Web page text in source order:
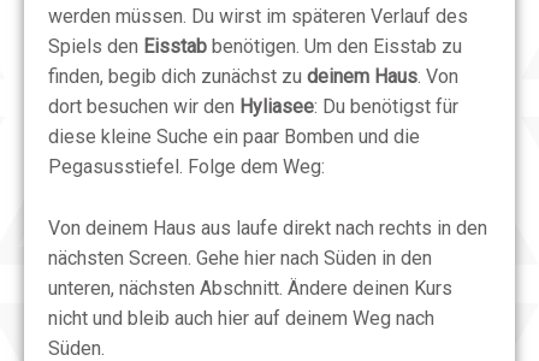
werden müssen. Du wirst im späteren Verlauf des
Spiels den Eisstab benötigen. Um den Eisstab zu
finden, begib dich zunächst zu deinem Haus. Von
dort besuchen wir den Hyliasee: Du benötigst für
diese kleine Suche ein paar Bomben und die
Pegasusstiefel. Folge dem Weg:
Von deinem Haus aus laufe direkt nach rechts in den
nächsten Screen. Gehe hier nach Süden in den
unteren, nächsten Abschnitt. Ändere deinen Kurs
nicht und bleib auch hier auf deinem Weg nach
Süden.